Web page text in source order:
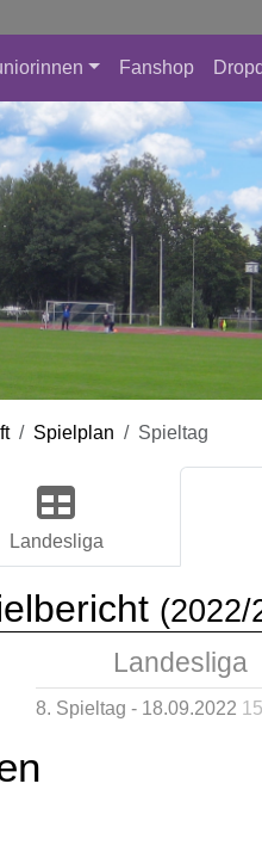
Fanshop
Spielplan Spieltag
Landesliga
(2022/
Landesliga
8. Spieltag - 18.09.2022